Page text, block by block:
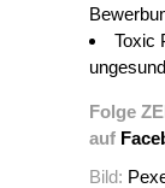
Toxic
Folge
auf
Bild: